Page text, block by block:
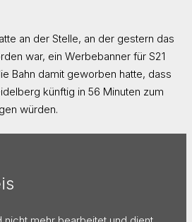
an der Stelle, an der gestern das
war, ein Werbebanner für S21
Bahn damit geworben hatte, dass
künftig in 56 Minuten zum
würden.